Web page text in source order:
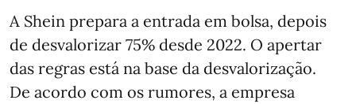
A Shein prepara a entrada em bolsa, depois
de desvalorizar 75% desde 2022. O apertar
das regras está na base da desvalorização.
De acordo com os rumores, a empresa